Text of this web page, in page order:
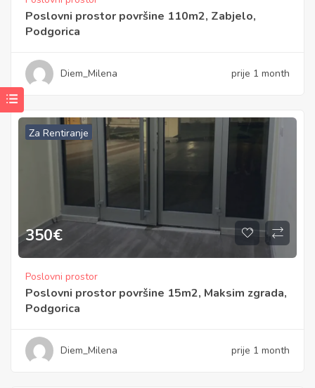
Poslovni prostor površine 110m2, Zabjelo,
Podgorica
Diem_Milena prije 1 month
Za Rentiranje
350€
Poslovni prostor
Poslovni prostor površine 15m2, Maksim zgrada,
Podgorica
Diem_Milena prije 1 month